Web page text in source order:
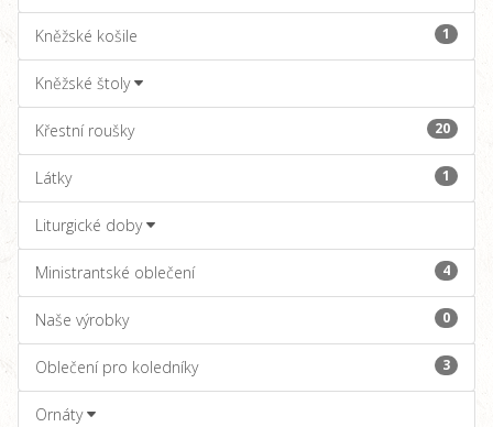
Kněžské košile 1
Kněžské štoly
Křestní roušky 20
Látky 1
Liturgické doby
Ministrantské oblečení 4
Naše výrobky 0
Oblečení pro koledníky 3
Ornáty